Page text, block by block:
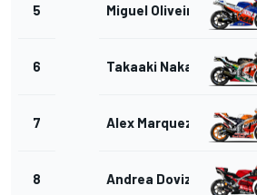
5 Miguel Oliveira
6 Takaaki Nakagami
7 Alex Marquez
8 Andrea Dovizioso